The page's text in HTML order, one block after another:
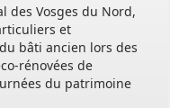
matin.
sur rendez-vous.
des Vosges du Nord,
et
bâti ancien lors des
rénovées de
du patrimoine